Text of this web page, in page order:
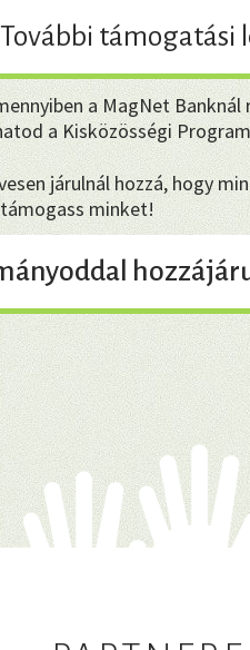
További támogatási
a MagNet Banknál
a Kisközösségi
járulnál hozzá, hogy
minket!